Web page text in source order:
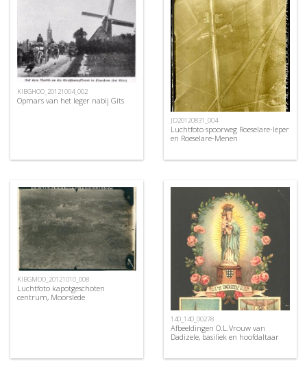
KIBGHOO_20121004_002
Opmars van het leger nabij Gits
JD20120831_004
Luchtfoto spoorweg Roeselare-Ieper
en Roeselare-Menen
KIBGMOO_20121010_008
Luchtfoto kapotgeschoten
centrum, Moorslede
140_140_00278
Afbeeldingen O.L.Vrouw van
Dadizele, basiliek en hoofdaltaar